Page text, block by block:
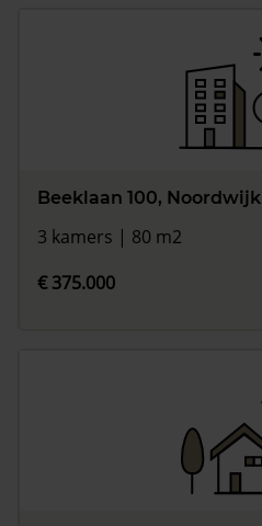
Beeklaan 100, Noordwijk
3 kamers | 80 m2
€ 375.000